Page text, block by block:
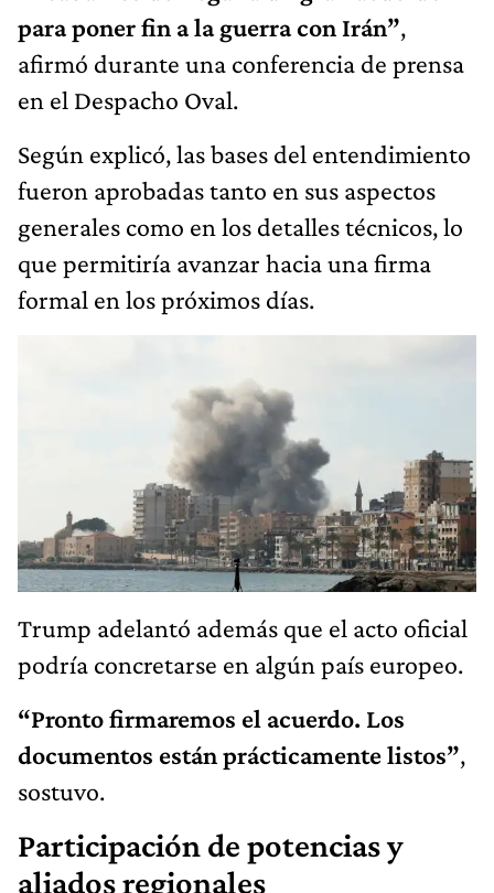
para poner fin a la guerra con Irán”,
afirmó durante una conferencia de prensa
en el Despacho Oval.
Según explicó, las bases del entendimiento
fueron aprobadas tanto en sus aspectos
generales como en los detalles técnicos, lo
que permitiría avanzar hacia una firma
formal en los próximos días.
Trump adelantó además que el acto oficial
podría concretarse en algún país europeo.
“Pronto firmaremos el acuerdo. Los
documentos están prácticamente listos”,
sostuvo.
Participación de potencias y
aliados regionales